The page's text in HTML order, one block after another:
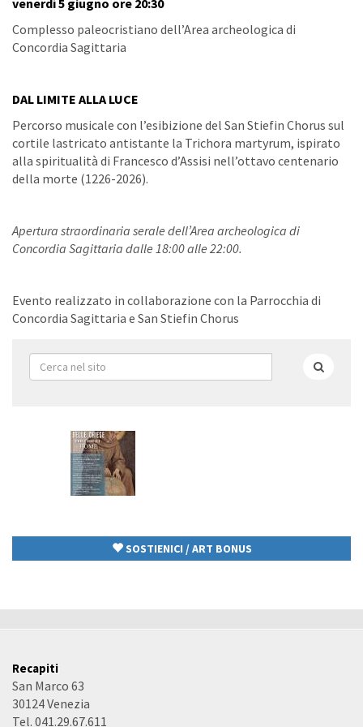
venerdì 5 giugno ore 20:30
Complesso paleocristiano dell’Area archeologica di
Concordia Sagittaria
DAL LIMITE ALLA LUCE
Percorso musicale con l’esibizione del San Stiefin Chorus sul
cortile lastricato antistante la Trichora martyrum, ispirato
alla spiritualità di Francesco d’Assisi nell’ottavo centenario
della morte (1226-2026).
Apertura straordinaria serale dell’Area archeologica di
Concordia Sagittaria dalle 18:00 alle 22:00.
Evento realizzato in collaborazione con la Parrocchia di
Concordia Sagittaria e San Stiefin Chorus
Form
di
SOSTIENICI / ART BONUS
Recapiti
San Marco 63
30124 Venezia
Tel. 041.29.67.611